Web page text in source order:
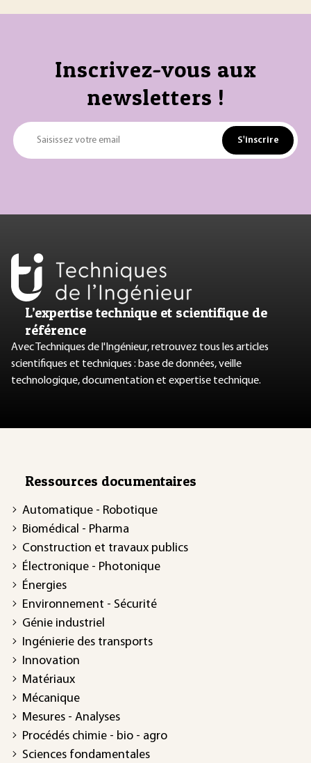
Inscrivez-vous aux
newsletters !
Saisissez votre email S'inscrire
L’expertise technique et scientifique de
référence
Avec Techniques de l'Ingénieur, retrouvez tous les articles
scientifiques et techniques : base de données, veille
technologique, documentation et expertise technique.
Ressources documentaires
Automatique - Robotique
Biomédical - Pharma
Construction et travaux publics
Électronique - Photonique
Énergies
Environnement - Sécurité
Génie industriel
Ingénierie des transports
Innovation
Matériaux
Mécanique
Mesures - Analyses
Procédés chimie - bio - agro
Sciences fondamentales